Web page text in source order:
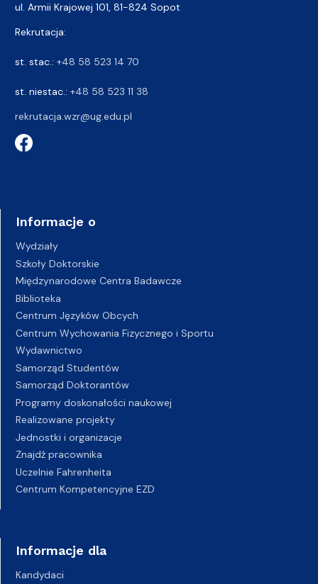
ul. Armii Krajowej 101, 81-824 Sopot
Rekrutacja:
st. stac.: +48 58 523 14 70
st. niestac.: +48 58 523 11 38
rekrutacja.wzr@ug.edu.pl
Informacje o
Wydziały
Szkoły Doktorskie
Międzynarodowe Centra Badawcze
Biblioteka
Centrum Języków Obcych
Centrum Wychowania Fizycznego i Sportu
Wydawnictwo
Samorząd Studentów
Samorząd Doktorantów
Programy doskonałości naukowej
Realizowane projekty
Jednostki i organizacje
Znajdź pracownika
Uczelnie Fahrenheita
Centrum Kompetencyjne EZD
Informacje dla
Kandydaci